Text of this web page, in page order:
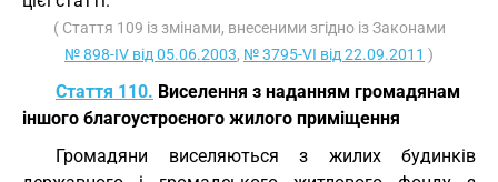
( Стаття 109 із змінами, внесеними згідно із Законами
№ 898-IV від 05.06.2003, № 3795-VI від 22.09.2011 )
Стаття 110. Виселення з наданням громадянам
іншого благоустроєного жилого приміщення
Громадяни виселяються з жилих будинків